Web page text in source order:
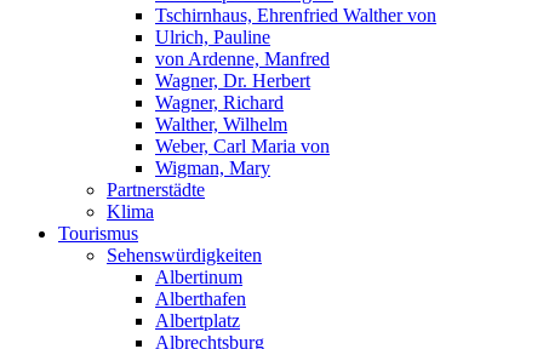
Tschirnhaus, Ehrenfried Walther von
Ulrich, Pauline
von Ardenne, Manfred
Wagner, Dr. Herbert
Wagner, Richard
Walther, Wilhelm
Weber, Carl Maria von
Wigman, Mary
Partnerstädte
Klima
Tourismus
Sehenswürdigkeiten
Albertinum
Alberthafen
Albertplatz
Albrechtsburg